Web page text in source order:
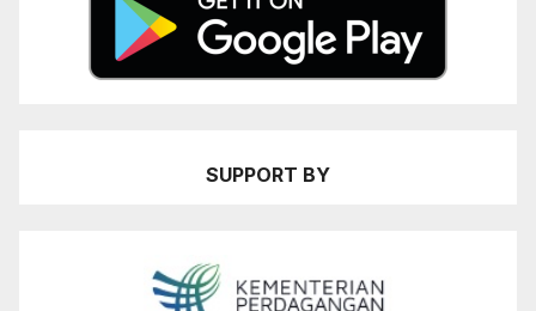
SUPPORT BY